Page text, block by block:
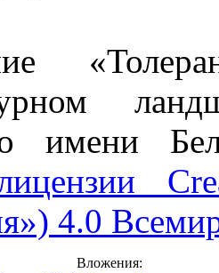
имени
4.0
Вложения: